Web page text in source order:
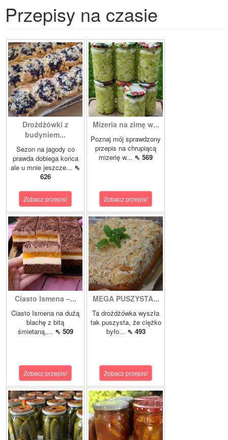
Przepisy na czasie
Drożdżówki z
budyniem...
Sezon na jagody co
prawda dobiega końca
ale u mnie jeszcze... ⇖
626
Zobacz przepis!
Mizeria na zimę w...
Poznaj mój sprawdzony
przepis na chrupiącą
mizerię w... ⇖ 569
Zobacz przepis!
Ciasto Ismena –...
Ciasto Ismena na dużą
blachę z bitą
śmietaną,... ⇖ 509
Zobacz przepis!
MEGA PUSZYSTA...
Ta drożdżówka wyszła
tak puszysta, że ciężko
było... ⇖ 493
Zobacz przepis!